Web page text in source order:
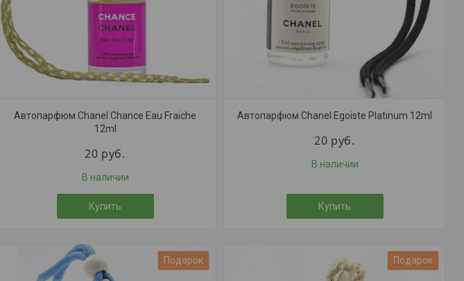
Автопарфюм Chanel Chance Eau Fraiche
12ml
20 руб.
В наличии
Купить
Автопарфюм Chanel Egoiste Platinum 12ml
20 руб.
В наличии
Купить
Подарок Подарок